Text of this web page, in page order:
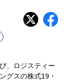
、ロジスティー
グスの株式19・